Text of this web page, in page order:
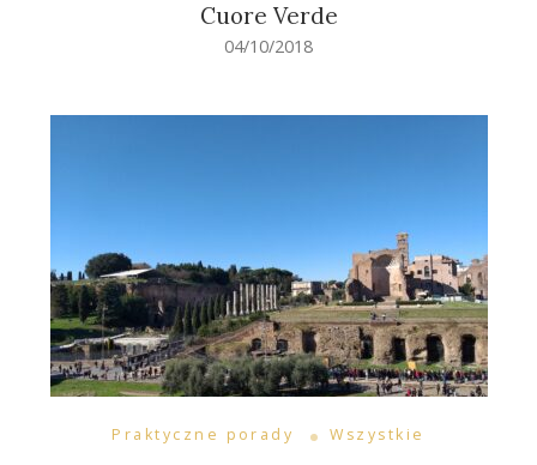
Cuore Verde
04/10/2018
Praktyczne porady Wszystkie